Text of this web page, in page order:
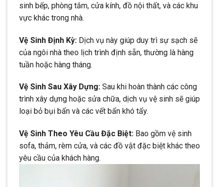
sinh bếp, phòng tắm, cửa kính, đồ nội thất, và các khu
vực khác trong nhà.
Vệ Sinh Định Kỳ: Dịch vụ này giúp duy trì sự sạch sẽ
của ngôi nhà theo lịch trình định sẵn, thường là hàng
tuần hoặc hàng tháng.
Vệ Sinh Sau Xây Dựng: Sau khi hoàn thành các công
trình xây dựng hoặc sửa chữa, dịch vụ vệ sinh sẽ giúp
loại bỏ bụi bẩn và các vết bẩn khó tẩy.
Vệ Sinh Theo Yêu Cầu Đặc Biệt: Bao gồm vệ sinh
sofa, thảm, rèm cửa, và các đồ vật đặc biệt khác theo
yêu cầu của khách hàng.